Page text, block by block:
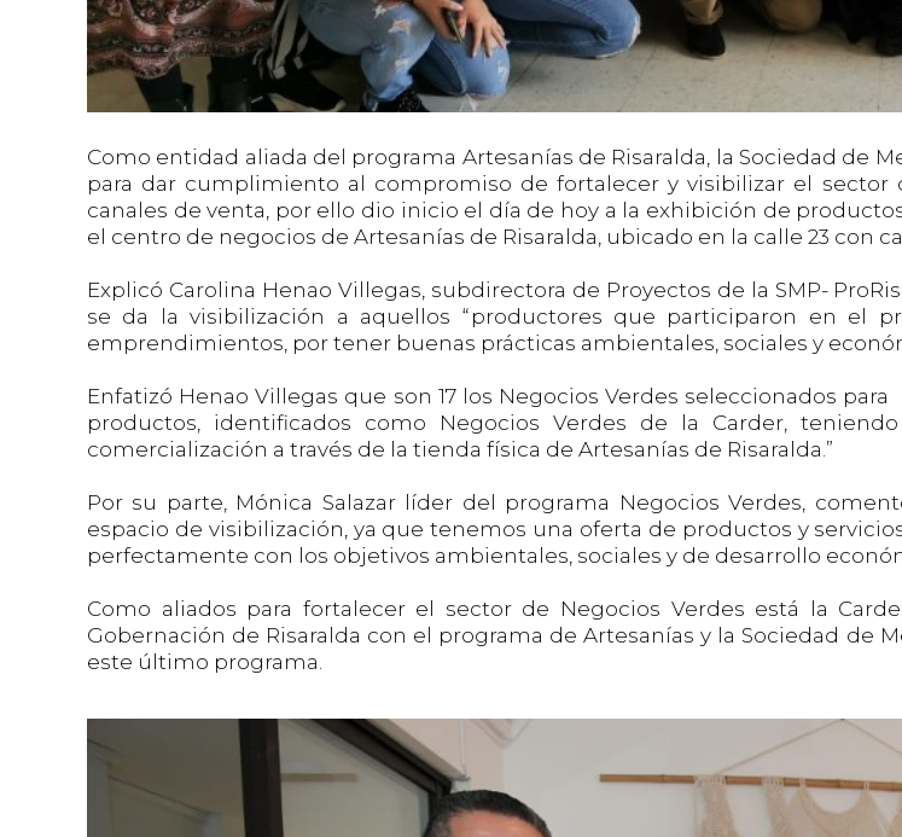
Como entidad aliada del programa Artesanías de Risaralda, la Sociedad de
para dar cumplimiento al compromiso de fortalecer y visibilizar el
canales de venta, por ello dio inicio el día de hoy a la exhibición de
el centro de negocios de Artesanías de Risaralda, ubicado en la calle 23 con
Explicó Carolina Henao Villegas, subdirectora de Proyectos de la SMP-
se da la visibilización a aquellos “productores que participaron en el
emprendimientos, por tener buenas prácticas ambientales, sociales y
Enfatizó Henao Villegas que son 17 los Negocios Verdes seleccionados
productos, identificados como Negocios Verdes de la Carder,
comercialización a través de la tienda física de Artesanías de Risaralda.”
Por su parte, Mónica Salazar líder del programa Negocios Verdes,
espacio de visibilización, ya que tenemos una oferta de productos y
perfectamente con los objetivos ambientales, sociales y de desarrollo
Como aliados para fortalecer el sector de Negocios Verdes está la
Gobernación de Risaralda con el programa de Artesanías y la Sociedad de
este último programa.